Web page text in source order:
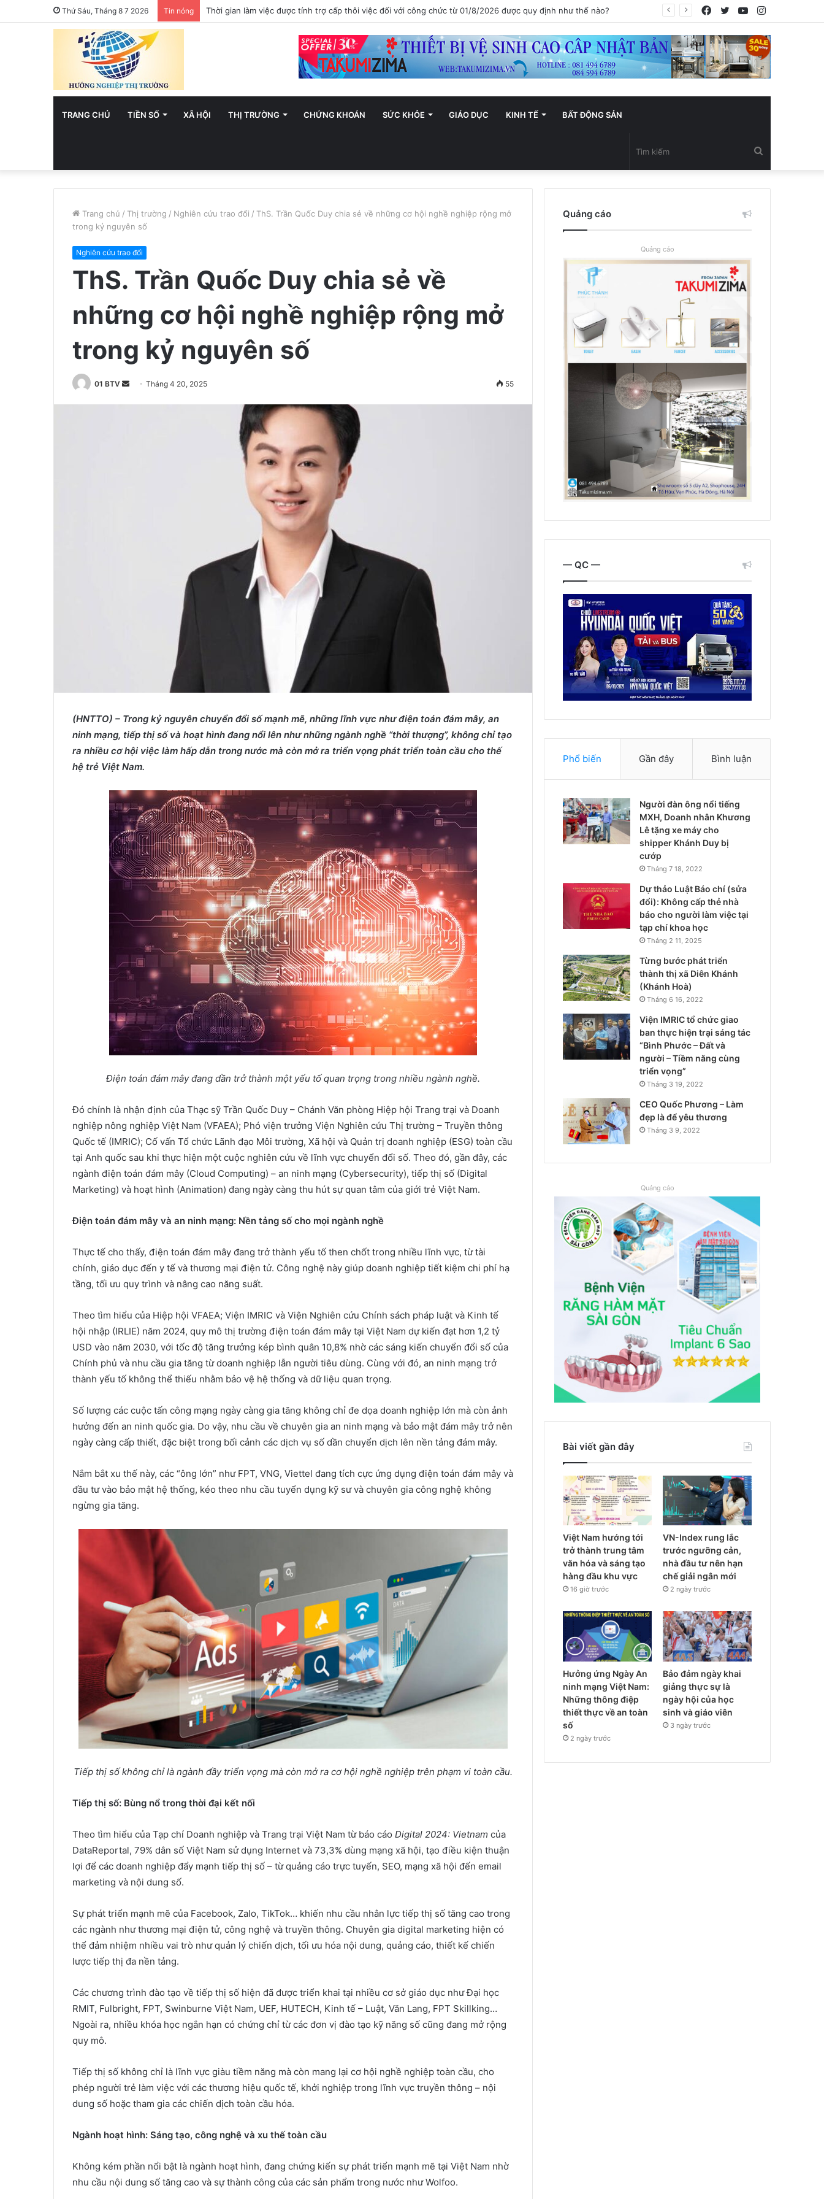
Thứ Sáu, Tháng 8 7 2026 Tin nóng Việt Nam hướng tới trở thành trung tâm văn hóa và sáng tạo hàng đầu khu vực YouTube
Twitter
Facebook
TRANG CHỦ TIỀN SỐ XÃ HỘI THỊ TRƯỜNG CHỨNG KHOÁN SỨC KHỎE GIÁO DỤC KINH TẾ BẤT ĐỘNG SẢN
kiếm
Trang chủ / Thị trường / Nghiên cứu trao đổi / ThS. Trần Quốc Duy chia sẻ về những cơ hội nghề nghiệp rộng mở
trong kỷ nguyên số
Nghiên cứu trao đổi
ThS. Trần Quốc Duy chia sẻ về
những cơ hội nghề nghiệp rộng mở
trong kỷ nguyên số
01 BTV Tháng 4 20, 2025 55
(HNTTO) – Trong kỷ nguyên chuyển đổi số mạnh mẽ, những lĩnh vực như điện toán đám mây, an
ninh mạng, tiếp thị số và hoạt hình đang nổi lên như những ngành nghề “thời thượng”, không chỉ tạo
ra nhiều cơ hội việc làm hấp dẫn trong nước mà còn mở ra triển vọng phát triển toàn cầu cho thế
hệ trẻ Việt Nam.
Điện toán đám mây đang dần trở thành một yếu tố quan trọng trong nhiều ngành nghề.
Đó chính là nhận định của Thạc sỹ Trần Quốc Duy – Chánh Văn phòng Hiệp hội Trang trại và Doanh
nghiệp nông nghiệp Việt Nam (VFAEA); Phó viện trưởng Viện Nghiên cứu Thị trường – Truyền thông
Quốc tế (IMRIC); Cố vấn Tổ chức Lãnh đạo Môi trường, Xã hội và Quản trị doanh nghiệp (ESG) toàn cầu
tại Anh quốc sau khi thực hiện một cuộc nghiên cứu về lĩnh vực chuyển đổi số. Theo đó, gần đây, các
ngành điện toán đám mây (Cloud Computing) – an ninh mạng (Cybersecurity), tiếp thị số (Digital
Marketing) và hoạt hình (Animation) đang ngày càng thu hút sự quan tâm của giới trẻ Việt Nam.
Điện toán đám mây và an ninh mạng: Nền tảng số cho mọi ngành nghề
Thực tế cho thấy, điện toán đám mây đang trở thành yếu tố then chốt trong nhiều lĩnh vực, từ tài
chính, giáo dục đến y tế và thương mại điện tử. Công nghệ này giúp doanh nghiệp tiết kiệm chi phí hạ
tầng, tối ưu quy trình và nâng cao năng suất.
Theo tìm hiểu của Hiệp hội VFAEA; Viện IMRIC và Viện Nghiên cứu Chính sách pháp luật và Kinh tế
hội nhập (IRLIE) năm 2024, quy mô thị trường điện toán đám mây tại Việt Nam dự kiến đạt hơn 1,2 tỷ
USD vào năm 2030, với tốc độ tăng trưởng kép bình quân 10,8% nhờ các sáng kiến chuyển đổi số của
Chính phủ và nhu cầu gia tăng từ doanh nghiệp lẫn người tiêu dùng. Cùng với đó, an ninh mạng trở
thành yếu tố không thể thiếu nhằm bảo vệ hệ thống và dữ liệu quan trọng.
Số lượng các cuộc tấn công mạng ngày càng gia tăng không chỉ đe dọa doanh nghiệp lớn mà còn ảnh
hưởng đến an ninh quốc gia. Do vậy, nhu cầu về chuyên gia an ninh mạng và bảo mật đám mây trở nên
ngày càng cấp thiết, đặc biệt trong bối cảnh các dịch vụ số dần chuyển dịch lên nền tảng đám mây.
Nắm bắt xu thế này, các “ông lớn” như FPT, VNG, Viettel đang tích cực ứng dụng điện toán đám mây và
đầu tư vào bảo mật hệ thống, kéo theo nhu cầu tuyển dụng kỹ sư và chuyên gia công nghệ không
ngừng gia tăng.
Tiếp thị số không chỉ là ngành đầy triển vọng mà còn mở ra cơ hội nghề nghiệp trên phạm vi toàn cầu.
Tiếp thị số: Bùng nổ trong thời đại kết nối
Theo tìm hiểu của Tạp chí Doanh nghiệp và Trang trại Việt Nam từ báo cáo Digital 2024: Vietnam của
DataReportal, 79% dân số Việt Nam sử dụng Internet và 73,3% dùng mạng xã hội, tạo điều kiện thuận
lợi để các doanh nghiệp đẩy mạnh tiếp thị số – từ quảng cáo trực tuyến, SEO, mạng xã hội đến email
marketing và nội dung số.
Sự phát triển mạnh mẽ của Facebook, Zalo, TikTok… khiến nhu cầu nhân lực tiếp thị số tăng cao trong
các ngành như thương mại điện tử, công nghệ và truyền thông. Chuyên gia digital marketing hiện có
thể đảm nhiệm nhiều vai trò như quản lý chiến dịch, tối ưu hóa nội dung, quảng cáo, thiết kế chiến
lược tiếp thị đa nền tảng.
Các chương trình đào tạo về tiếp thị số hiện đã được triển khai tại nhiều cơ sở giáo dục như Đại học
RMIT, Fulbright, FPT, Swinburne Việt Nam, UEF, HUTECH, Kinh tế – Luật, Văn Lang, FPT Skillking…
Ngoài ra, nhiều khóa học ngắn hạn có chứng chỉ từ các đơn vị đào tạo kỹ năng số cũng đang mở rộng
quy mô.
Tiếp thị số không chỉ là lĩnh vực giàu tiềm năng mà còn mang lại cơ hội nghề nghiệp toàn cầu, cho
phép người trẻ làm việc với các thương hiệu quốc tế, khởi nghiệp trong lĩnh vực truyền thông – nội
dung số hoặc tham gia các chiến dịch toàn cầu hóa.
Ngành hoạt hình: Sáng tạo, công nghệ và xu thế toàn cầu
Không kém phần nổi bật là ngành hoạt hình, đang chứng kiến sự phát triển mạnh mẽ tại Việt Nam nhờ
nhu cầu nội dung số tăng cao và sự thành công của các sản phẩm trong nước như Wolfoo.
Quảng cáo
Quảng cáo
— QC —
Phổ biến Gần đây Bình luận
Người đàn ông nổi tiếng
MXH, Doanh nhân Khương
Lê tặng xe máy cho
shipper Khánh Duy bị
cướp
Tháng 7 18, 2022
Dự thảo Luật Báo chí (sửa
đổi): Không cấp thẻ nhà
báo cho người làm việc tại
tạp chí khoa học
Tháng 2 11, 2025
Từng bước phát triển
thành thị xã Diên Khánh
(Khánh Hoà)
Tháng 6 16, 2022
Viện IMRIC tổ chức giao
ban thực hiện trại sáng tác
“Bình Phước – Đất và
người – Tiềm năng cùng
triển vọng”
Tháng 3 19, 2022
CEO Quốc Phương – Làm
đẹp là để yêu thương
Tháng 3 9, 2022
Quảng cáo
Bài viết gần đây
Việt Nam hướng tới
trở thành trung tâm
văn hóa và sáng tạo
hàng đầu khu vực
16 giờ trước
VN-Index rung lắc
trước ngưỡng cản,
nhà đầu tư nên hạn
chế giải ngân mới
2 ngày trước
Hưởng ứng Ngày An
ninh mạng Việt Nam:
Những thông điệp
thiết thực về an toàn
số
2 ngày trước
Bảo đảm ngày khai
giảng thực sự là
ngày hội của học
sinh và giáo viên
3 ngày trước